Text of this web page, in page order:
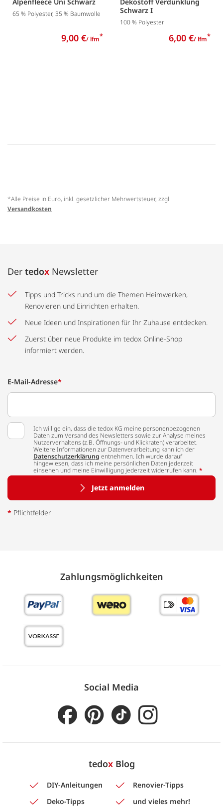
65 % Polyester, 35 % Baumwolle
9,00 €/ lfm*
Schwarz I
100 % Polyester
6,00 €/ lfm*
*Alle Preise in Euro, inkl. gesetzlicher Mehrwertsteuer, zzgl.
Versandkosten
Der tedox Newsletter
Tipps und Tricks rund um die Themen Heimwerken,
Renovieren und Einrichten erhalten.
Neue Ideen und Inspirationen für Ihr Zuhause entdecken.
Zuerst über neue Produkte im tedox Online-Shop
informiert werden.
E-Mail-Adresse*
Ich willige ein, dass die tedox KG meine personenbezogenen
Daten zum Versand des Newsletters sowie zur Analyse meines
Nutzerverhaltens (z.B. Öffnungs- und Klickraten) verarbeitet.
Weitere Informationen zur Datenverarbeitung kann ich der
Datenschutzerklärung entnehmen. Ich wurde darauf
hingewiesen, dass ich meine persönlichen Daten jederzeit
einsehen und meine Einwilligung jederzeit widerrufen kann. *
Jetzt anmelden
* Pflichtfelder
Zahlungs­möglich­keiten
Social Media
tedoxBlog
DIY-Anleitungen
Renovier-Tipps
Deko-Tipps
und vieles mehr!